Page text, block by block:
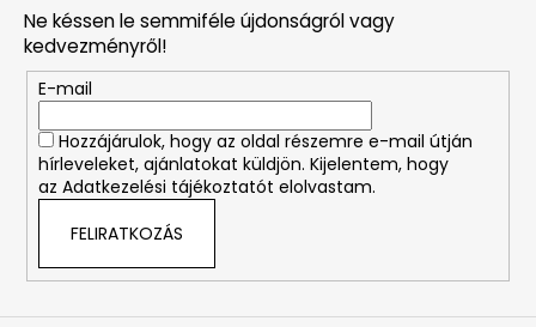
Ne késsen le semmiféle újdonságról vagy
kedvezményről!
E-mail
Hozzájárulok, hogy az oldal részemre e-mail útján
hírleveleket, ajánlatokat küldjön. Kijelentem, hogy
az Adatkezelési tájékoztatót elolvastam.
FELIRATKOZÁS